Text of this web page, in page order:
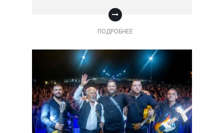
ПОДРОБНЕЕ